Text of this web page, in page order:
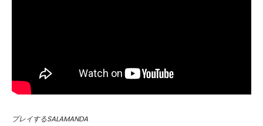
プレイするSALAMANDA